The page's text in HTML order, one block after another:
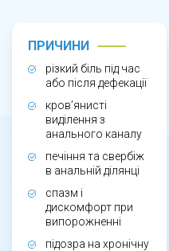
ЯК ПРОХОДИТЬ
Після консультації
форму захворювання
індивідуальну
може включати
зменшення болю та
ПРИЧИНИ
різкий біль під час
або після дефекації
кров’янисті
виділення з
анального каналу
печіння та свербіж
в анальній ділянці
спазм і
дискомфорт при
випорожненні
підозра на хронічну